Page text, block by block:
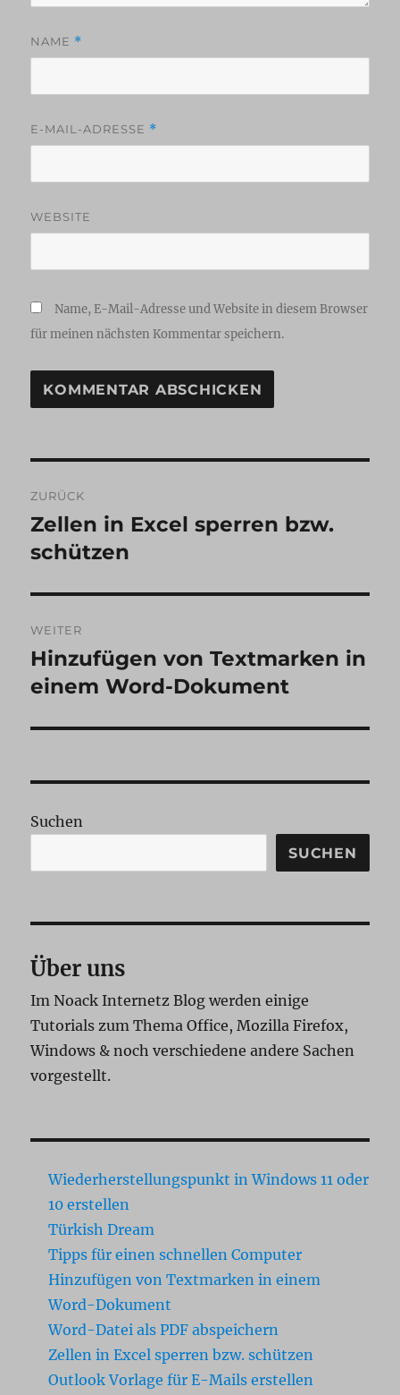
NAME *
E-MAIL-ADRESSE *
WEBSITE
Name, E-Mail-Adresse und Website in diesem Browser
für meinen nächsten Kommentar speichern.
ZURÜCK
Vorheriger
Beitrag:
Zellen in Excel sperren bzw.
schützen
WEITER
Nächster
Beitrag:
Hinzufügen von Textmarken in
einem Word-Dokument
Suchen
SUCHEN
Über uns
Im Noack Internetz Blog werden einige
Tutorials zum Thema Office, Mozilla Firefox,
Windows & noch verschiedene andere Sachen
vorgestellt.
Wiederherstellungspunkt in Windows 11 oder
10 erstellen
Türkish Dream
Tipps für einen schnellen Computer
Hinzufügen von Textmarken in einem
Word-Dokument
Word-Datei als PDF abspeichern
Zellen in Excel sperren bzw. schützen
Outlook Vorlage für E-Mails erstellen